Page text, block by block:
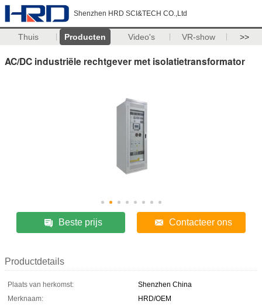
Shenzhen HRD SCI&TECH CO.,Ltd
Thuis Producten Video's VR-show >>
AC/DC industriële rechtgever met isolatietransformator
Beste prijs Contacteer ons
Productdetails
Plaats van herkomst:
Shenzhen China
Merknaam:
HRD/OEM